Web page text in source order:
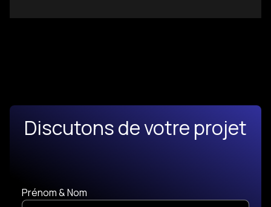
Discutons de votre projet
Prénom & Nom